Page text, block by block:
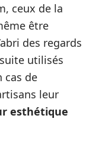
ceux de la
être
des regards
utilisés
cas de
leur
esthétique